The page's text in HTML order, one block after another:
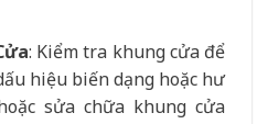
: Kiểm tra khung cửa để
hiệu biến dạng hoặc hư
sửa chữa khung cửa